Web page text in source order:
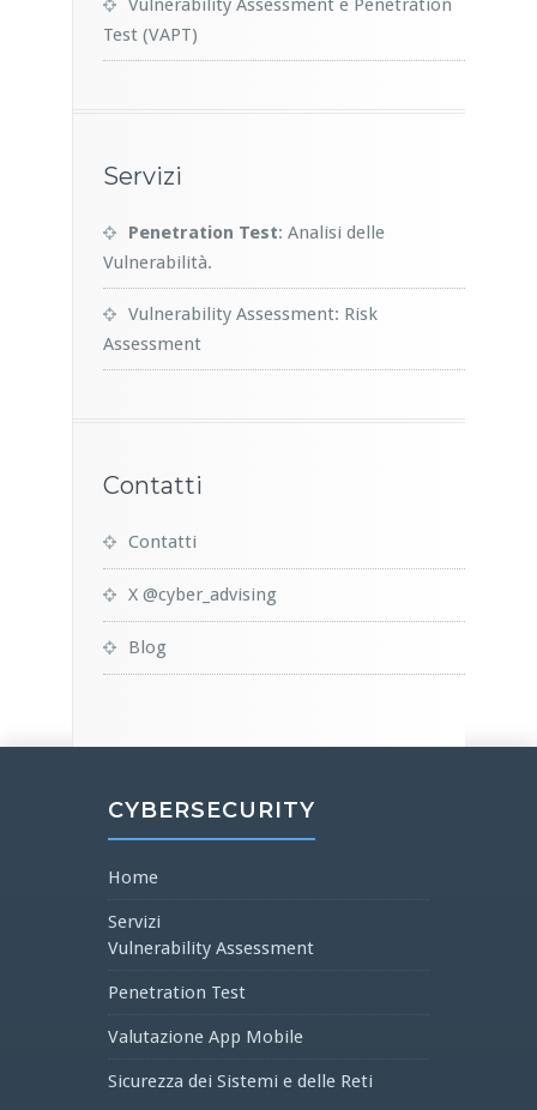
Vulnerability Assessment e Penetration
Test (VAPT)
Servizi
Penetration Test: Analisi delle
Vulnerabilità.
Vulnerability Assessment: Risk
Assessment
Contatti
Contatti
X @cyber_advising
Blog
CYBERSECURITY
Home
Servizi
Vulnerability Assessment
Penetration Test
Valutazione App Mobile
Sicurezza dei Sistemi e delle Reti